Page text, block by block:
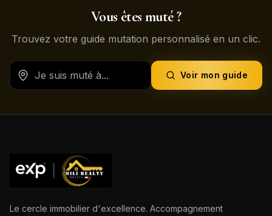
Vous êtes muté ?
Trouvez votre guide mutation personnalisé en un clic.
Voir mon guide
Le cercle immobilier d'excellence. Accompagnement